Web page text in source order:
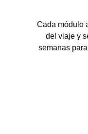
Cada módulo
del viaje y
semanas